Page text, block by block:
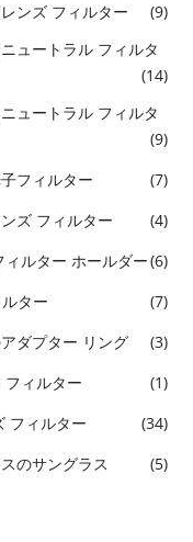
ンズ フィルター
(9)
ュートラル フィルタ
(14)
ュートラル フィルタ
(9)
フィルター
(7)
ズ フィルター
(4)
ィルター ホールダー(6)
ター
(7)
ダプター リング
(3)
フィルター
(1)
フィルター
(34)
のサングラス
(5)